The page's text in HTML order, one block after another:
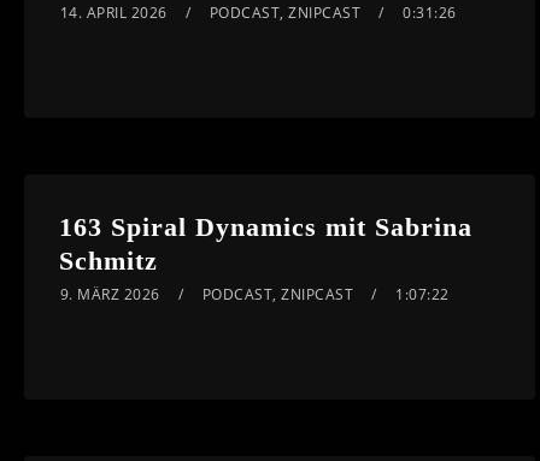
14. APRIL 2026 PODCAST,ZNIPCAST 0:31:26
163 Spiral Dynamics mit Sabrina
Schmitz
9. MÄRZ 2026 PODCAST,ZNIPCAST 1:07:22